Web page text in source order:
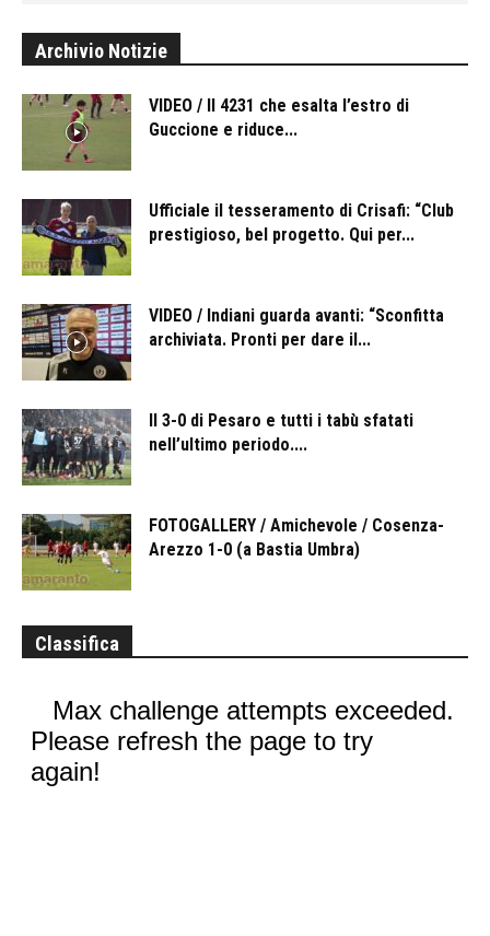
Archivio Notizie
VIDEO / Il 4231 che esalta l’estro di
Guccione e riduce...
Ufficiale il tesseramento di Crisafi: “Club
prestigioso, bel progetto. Qui per...
VIDEO / Indiani guarda avanti: “Sconfitta
archiviata. Pronti per dare il...
Il 3-0 di Pesaro e tutti i tabù sfatati
nell’ultimo periodo....
FOTOGALLERY / Amichevole / Cosenza-
Arezzo 1-0 (a Bastia Umbra)
Classifica